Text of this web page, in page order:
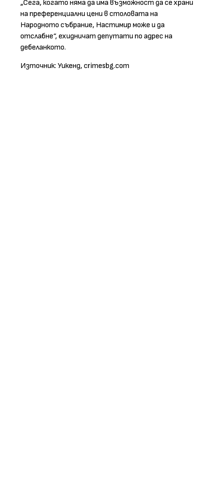
„Сега, когато няма да има възможност да се храни
на преференциални цени в столовата на
Народното събрание, Настимир може и да
отслабне“, ехидничат депутати по адрес на
дебеланкото.
Източник: Уикенд, crimesbg.com